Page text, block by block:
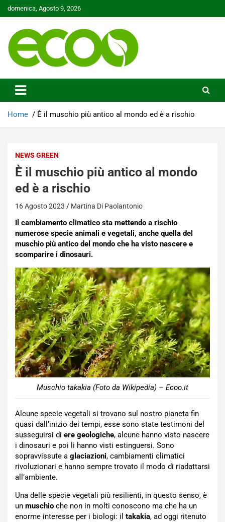
Skip
to
domenica, Agosto 9, 2026
Ecoo.it
Home È il muschio più antico al mondo ed è a rischio
NEWS GREEN
È il muschio più antico al mondo
ed è a rischio
16 Agosto 2023 Martina Di Paolantonio
Il cambiamento climatico sta mettendo a rischio
numerose specie animali e vegetali, anche quella del
muschio più antico del mondo che ha visto nascere e
scomparire i dinosauri.
Muschio takakia (Foto da Wikipedia) – Ecoo.it
Alcune specie vegetali si trovano sul nostro pianeta fin
quasi dall’inizio dei tempi, esse sono state testimoni del
susseguirsi di ere geologiche, alcune hanno visto nascere
i dinosauri e poi li hanno visti estinguersi. Sono
sopravvissute a glaciazioni, cambiamenti climatici
rivoluzionari e hanno sempre trovato il modo di riadattarsi
all’ambiente.
Una delle specie vegetali più resilienti, in questo senso, è
un muschio che non in molti conoscono ma che ha un
enorme interesse per i biologi: il takakia, ad oggi ritenuto